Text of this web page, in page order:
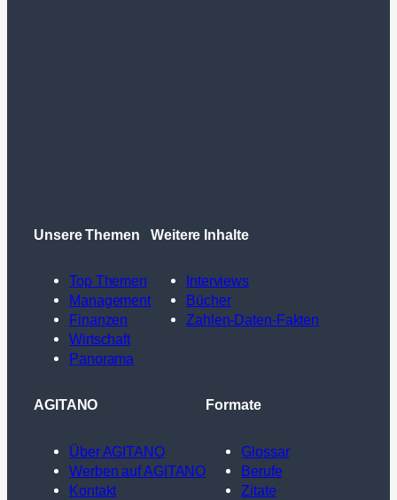
Unsere Themen
Top Themen
Management
Finanzen
Wirtschaft
Panorama
Weitere Inhalte
Interviews
Bücher
Zahlen-Daten-Fakten
AGITANO
Über AGITANO
Werben auf AGITANO
Kontakt
Formate
Glossar
Berufe
Zitate